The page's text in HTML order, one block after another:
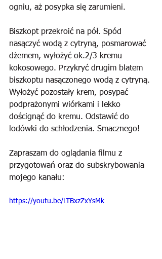
ogniu, aż posypka się zarumieni.
Biszkopt przekroić na pół. Spód
nasączyć wodą z cytryną, posmarować
dżemem, wyłożyć ok.2/3 kremu
kokosowego. Przykryć drugim blatem
biszkoptu nasączonego wodą z cytryną.
Wyłożyć pozostały krem, posypać
podprażonymi wiórkami i lekko
doścignąć do kremu. Odstawić do
lodówki do schłodzenia. Smacznego!
Zapraszam do oglądania filmu z
przygotowań oraz do subskrybowania
mojego kanału:
https://youtu.be/LTBxzZxYsMk